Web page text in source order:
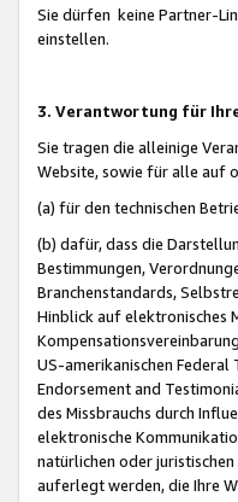
Sie dürfen keine Partner-
einstellen.
3. Verantwortung für
Sie tragen die alleinige
Website, sowie für alle auf
(a) für den technischen
(b) dafür, dass die
Bestimmungen,
Branchenstandards,
Hinblick auf elektronisches
US-amerikanischen Federal
Endorsement and
des Missbrauchs durch
elektronische
natürlichen oder
auferlegt werden, die Ihre